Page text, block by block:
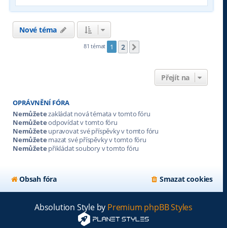
Nové téma
81 témat 1 2
Přejít na
OPRÁVNĚNÍ FÓRA
Nemůžetezakládat nová témata v tomto fóru
Nemůžeteodpovídat v tomto fóru
Nemůžete upravovat své příspěvky v tomto fóru
Nemůžete mazat své příspěvky v tomto fóru
Nemůžete přikládat soubory v tomto fóru
Obsah fóra Smazat cookies
Absolution Style by Premium phpBB Styles